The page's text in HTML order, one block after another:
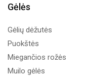
Gėlės
Gėlių dėžutės
Puokštės
Miegančios rožės
Muilo gėlės